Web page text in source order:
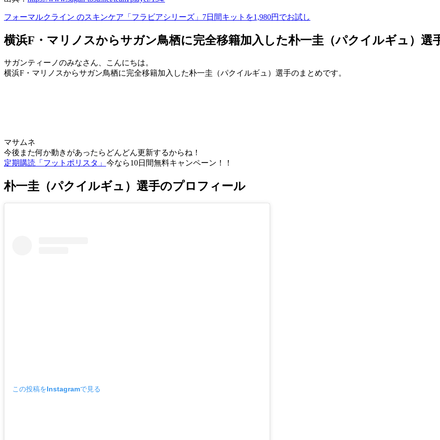
フォーマルクライン のスキンケア「フラビアシリーズ」7日間キットを1,980円でお試し
横浜F・マリノスからサガン鳥栖に完全移籍加入した朴一圭（パクイルギュ）選
サガンティーノのみなさん、こんにちは。
横浜F・マリノスからサガン鳥栖に完全移籍加入した朴一圭（パクイルギュ）選手のまとめです。
マサムネ
今後また何か動きがあったらどんどん更新するからね！
定期購読「フットポリスタ」 今なら10日間無料キャンペーン！！
朴一圭（パクイルギュ）選手のプロフィール
この投稿をInstagramで見る